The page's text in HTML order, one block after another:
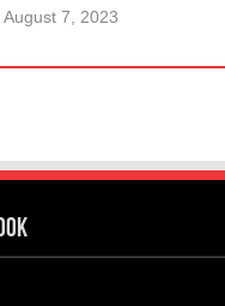
August 7, 2023